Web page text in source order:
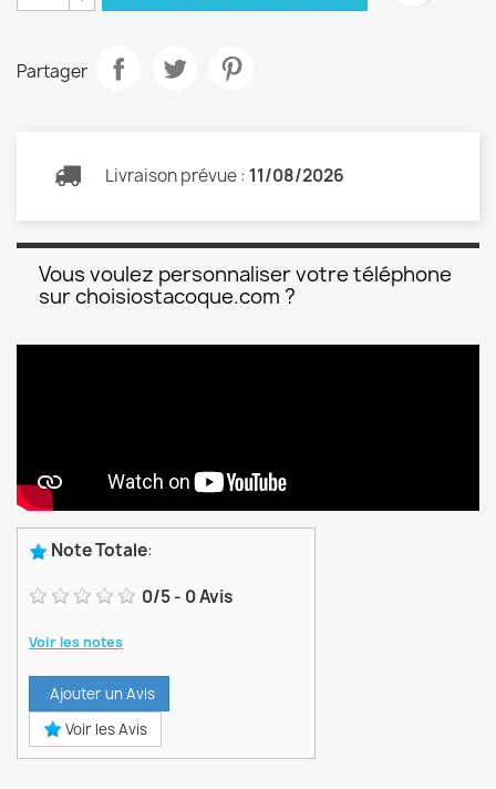
Partager
Livraison prévue : 11/08/2026
Vous voulez personnaliser votre téléphone
sur choisiostacoque.com ?
Note Totale:
0/5- 0Avis
Voir les notes
Ajouter un Avis
Voir les Avis